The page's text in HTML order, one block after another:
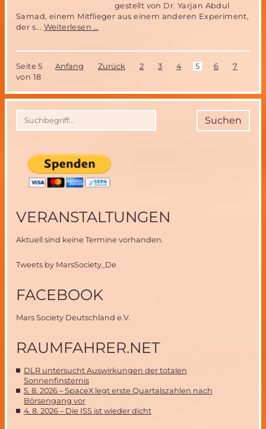
gestellt von Dr. Yarjan Abdul
Samad, einem Mitflieger aus einem anderen Experiment,
der s... Weiterlesen …
Seite 5
von 18
Anfang Zurück 2 3 4 5 6 7
Suchen
VERANSTALTUNGEN
Aktuell sind keine Termine vorhanden.
Tweets by MarsSociety_De
FACEBOOK
Mars Society Deutschland e.V.
RAUMFAHRER.NET
DLR untersucht Auswirkungen der totalen
Sonnenfinsternis
5. 8. 2026 – SpaceX legt erste Quartalszahlen nach
Börsengang vor
4. 8. 2026 – Die ISS ist wieder dicht